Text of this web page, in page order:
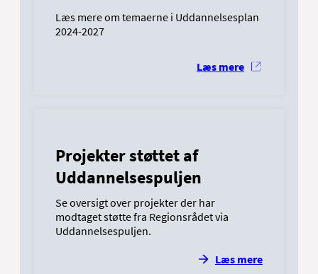
Læs mere om temaerne i Uddannelsesplan
2024-2027
Læs mere
Projekter støttet af
Uddannelsespuljen
Se oversigt over projekter der har
modtaget støtte fra Regionsrådet via
Uddannelsespuljen.
Læs mere